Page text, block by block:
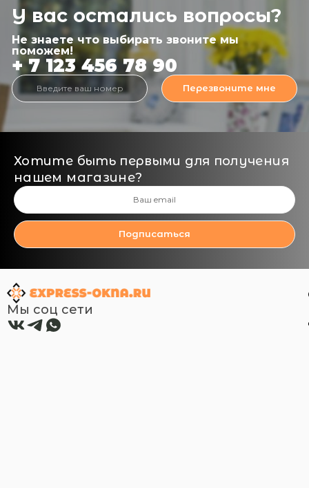
У вас остались вопросы?
Не знаете что выбирать звоните мы
поможем!
+ 7 123 456 78 90
Перезвоните мне
Хотите быть первыми для получения
нашем магазине?
Подписаться
Мы соц сети